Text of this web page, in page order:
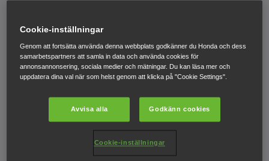
HONDAS
INSTRUKTIONSBÖCKER
Börja med lite lätt läsning för att slippa hamna på djupt
Cookie-inställningar
Genom att fortsätta använda denna webbplats godkänner du Honda och dess
samarbetspartners att samla in data och använda cookies för
annonsannonsering, sociala medier och mätningar. Du kan läsa mer och
uppdatera dina val när som helst genom att klicka på "Cookie Settings".
Avvisa alla Godkänn cookies
Cookie-inställningar